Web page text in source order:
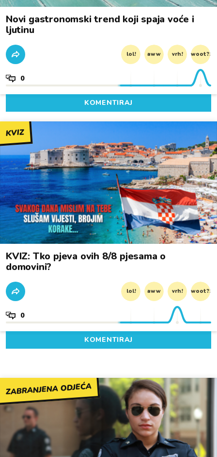
Novi gastronomski trend koji spaja voće i
ljutinu
lol! aww vrh! woot?!
0
KOMENTIRAJ
KVIZ
KVIZ: Tko pjeva ovih 8/8 pjesama o
domovini?
lol! aww vrh! woot?!
0
KOMENTIRAJ
ZABRANJENA ODJEĆA